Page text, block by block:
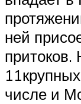
ней
притоков.
числе и